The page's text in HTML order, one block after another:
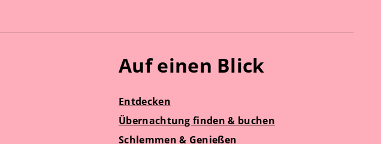
Auf einen Blick
Entdecken
Übernachtung finden & buchen
Schlemmen & Genießen